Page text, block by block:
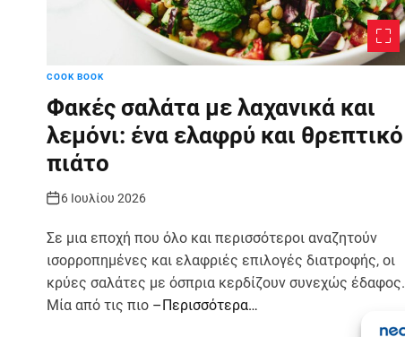
COOK BOOK
Φακές σαλάτα με λαχανικά και
λεμόνι: ένα ελαφρύ και θρεπτικό
πιάτο
6 Ιουλίου 2026
Σε μια εποχή που όλο και περισσότεροι αναζητούν
ισορροπημένες και ελαφριές επιλογές διατροφής, οι
κρύες σαλάτες με όσπρια κερδίζουν συνεχώς έδαφος.
Μία από τις πιο –Περισσότερα…